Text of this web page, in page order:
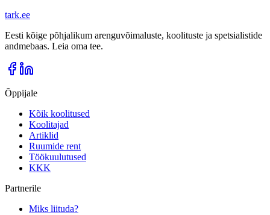
tark.ee
Eesti kõige põhjalikum arenguvõimaluste, koolituste ja spetsialistide
andmebaas. Leia oma tee.
Õppijale
Kõik koolitused
Koolitajad
Artiklid
Ruumide rent
Töökuulutused
KKK
Partnerile
Miks liituda?